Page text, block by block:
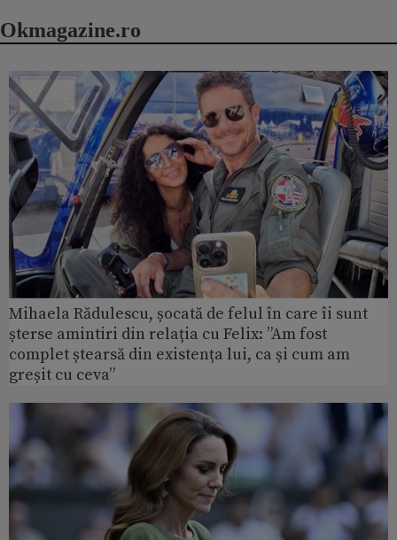
Okmagazine.ro
Mihaela Rădulescu, șocată de felul în care îi sunt
șterse amintiri din relația cu Felix: ”Am fost
complet ștearsă din existența lui, ca și cum am
greșit cu ceva”